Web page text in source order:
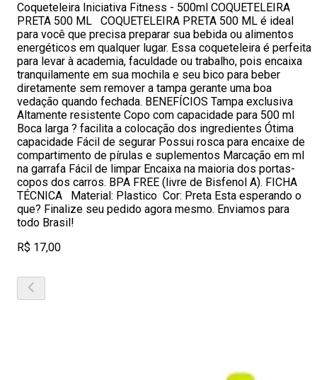
Coqueteleira Iniciativa Fitness - 500ml COQUETELEIRA
PRETA 500 ML COQUETELEIRA PRETA 500 ML é ideal
para você que precisa preparar sua bebida ou alimentos
energéticos em qualquer lugar. Essa coqueteleira é perfeita
para levar à academia, faculdade ou trabalho, pois encaixa
tranquilamente em sua mochila e seu bico para beber
diretamente sem remover a tampa gerante uma boa
vedação quando fechada. BENEFÍCIOS Tampa exclusiva
Altamente resistente Copo com capacidade para 500 ml
Boca larga ? facilita a colocação dos ingredientes Ótima
capacidade Fácil de segurar Possui rosca para encaixe de
compartimento de pírulas e suplementos Marcação em ml
na garrafa Fácil de limpar Encaixa na maioria dos portas-
copos dos carros. BPA FREE (livre de Bisfenol A). FICHA
TÉCNICA Material: Plastico Cor: Preta Esta esperando o
que? Finalize seu pedido agora mesmo. Enviamos para
todo Brasil!
R$ 17,00